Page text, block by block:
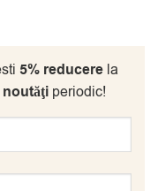
5% reducere la
noutăţiperiodic!